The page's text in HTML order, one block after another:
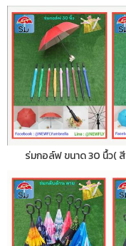
ร่มกอล์ฟ ขนาด 30 นื้ว( สี